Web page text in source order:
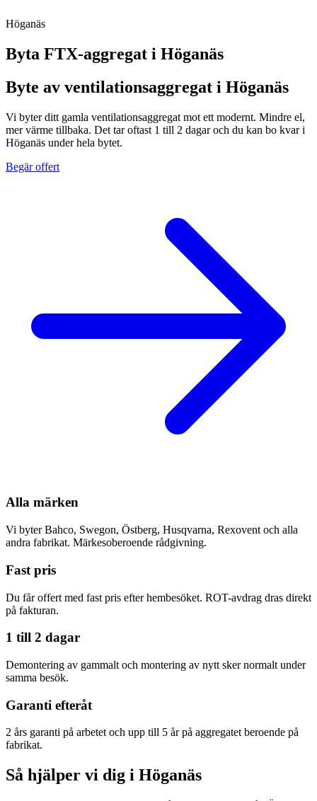
Höganäs
Byta FTX-aggregat i Höganäs
Byte av ventilationsaggregat i Höganäs
Vi byter ditt gamla ventilationsaggregat mot ett modernt. Mindre el,
mer värme tillbaka. Det tar oftast 1 till 2 dagar och du kan bo kvar i
Höganäs under hela bytet.
Begär offert
Alla märken
Vi byter Bahco, Swegon, Östberg, Husqvarna, Rexovent och alla
andra fabrikat. Märkesoberoende rådgivning.
Fast pris
Du får offert med fast pris efter hembesöket. ROT-avdrag dras direkt
på fakturan.
1 till 2 dagar
Demontering av gammalt och montering av nytt sker normalt under
samma besök.
Garanti efteråt
2 års garanti på arbetet och upp till 5 år på aggregatet beroende på
fabrikat.
Så hjälper vi dig i Höganäs